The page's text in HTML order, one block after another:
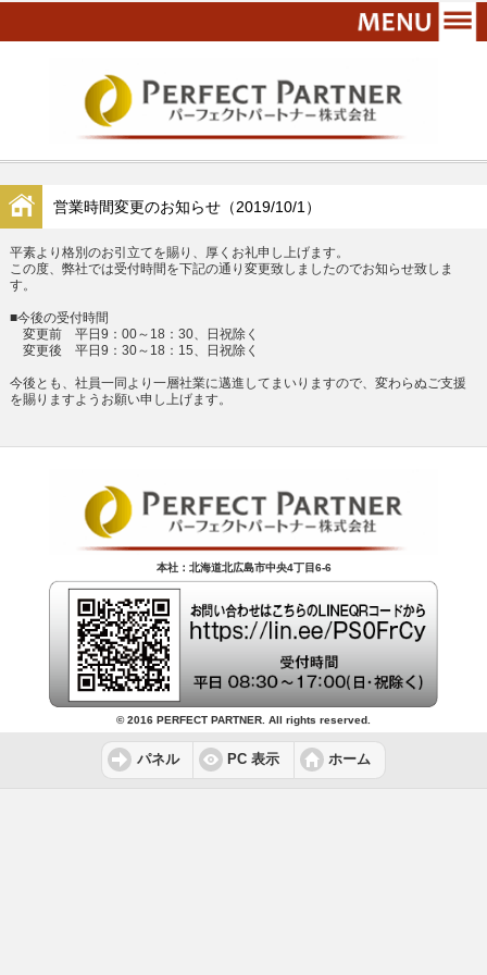
営業時間変更のお知らせ（2019/10/1）
平素より格別のお引立てを賜り、厚くお礼申し上げます。
この度、弊社では受付時間を下記の通り変更致しましたのでお知らせ致しま
す。
■今後の受付時間
変更前 平日9：00～18：30、日祝除く
変更後 平日9：30～18：15、日祝除く
今後とも、社員一同より一層社業に邁進してまいりますので、変わらぬご支援
を賜りますようお願い申し上げます。
本社：北海道北広島市中央4丁目6-6
© 2016 PERFECT PARTNER. All rights reserved.
パネル PC 表示 ホーム